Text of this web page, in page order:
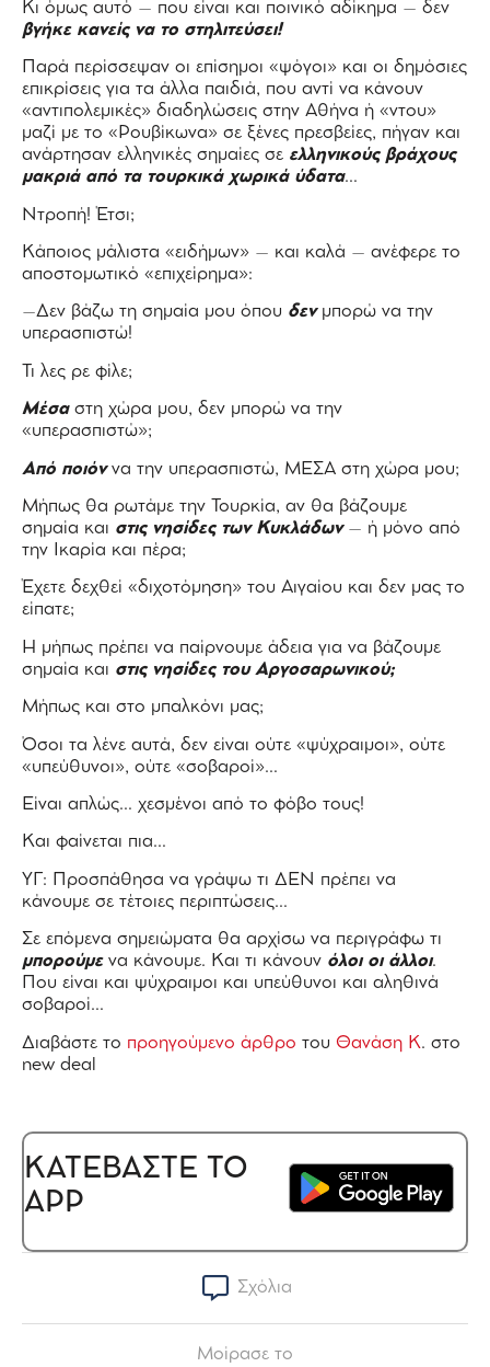
Κι όμως αυτό – που είναι και ποινικό αδίκημα – δεν
βγήκε κανείς να το στηλιτεύσει!
Παρά περίσσεψαν οι επίσημοι «ψόγοι» και οι δημόσιες
επικρίσεις για τα άλλα παιδιά, που αντί να κάνουν
«αντιπολεμικές» διαδηλώσεις στην Αθήνα ή «ντου»
μαζί με το «Ρουβίκωνα» σε ξένες πρεσβείες, πήγαν και
ανάρτησαν ελληνικές σημαίες σε ελληνικούς βράχους
μακριά από τα τουρκικά χωρικά ύδατα…
Ντροπή! Έτσι;
Κάποιος μάλιστα «ειδήμων» – και καλά – ανέφερε το
αποστομωτικό «επιχείρημα»:
–Δεν βάζω τη σημαία μου όπου δεν μπορώ να την
υπερασπιστώ!
Τι λες ρε φίλε;
Μέσα στη χώρα μου, δεν μπορώ να την
«υπερασπιστώ»;
Από ποιόννα την υπερασπιστώ, ΜΕΣΑ στη χώρα μου;
Μήπως θα ρωτάμε την Τουρκία, αν θα βάζουμε
σημαία και στις νησίδες των Κυκλάδων– ή μόνο από
την Ικαρία και πέρα;
Έχετε δεχθεί «διχοτόμηση» του Αιγαίου και δεν μας το
είπατε;
Η μήπως πρέπει να παίρνουμε άδεια για να βάζουμε
σημαία και στις νησίδες του Αργοσαρωνικού;
Μήπως και στο μπαλκόνι μας;
Όσοι τα λένε αυτά, δεν είναι ούτε «ψύχραιμοι», ούτε
«υπεύθυνοι», ούτε «σοβαροί»…
Είναι απλώς… χεσμένοι από το φόβο τους!
Και φαίνεται πια…
ΥΓ: Προσπάθησα να γράψω τι ΔΕΝ πρέπει να
κάνουμε σε τέτοιες περιπτώσεις…
Σε επόμενα σημειώματα θα αρχίσω να περιγράφω τι
μπορούμε να κάνουμε. Και τι κάνουν όλοι οι άλλοι.
Που είναι και ψύχραιμοι και υπεύθυνοι και αληθινά
σοβαροί…
Διαβάστε το προηγούμενο άρθρο του Θανάση Κ. στο
new deal
ΚΑΤΕΒΑΣΤΕ ΤΟ
APP
Σχόλια
Μοίρασε το